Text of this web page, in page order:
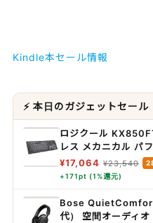
Kindle本セール情報
⚡ 本日のガジェットセール
ロジクール
レス メカニカル パ
クタイル テンキー
Bolt bluetooth
カルキーボード
ワイヤレスキーボー
イト
¥17,064 ¥23,540
+171pt (1%還元)
Bose
代） 空間オーディ